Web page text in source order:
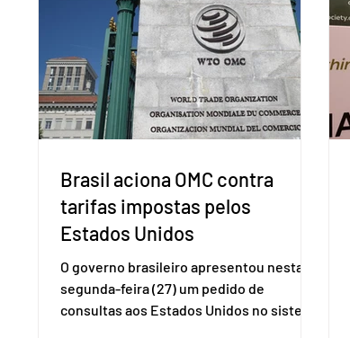
Brasil aciona OMC contra
tarifas impostas pelos
Estados Unidos
O governo brasileiro apresentou nesta
segunda-feira (27) um pedido de
consultas aos Estados Unidos no sistema